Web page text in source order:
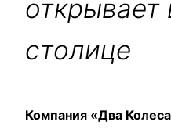
открывает
столице
Компания «Два